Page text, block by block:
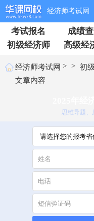
经济师考试网
考试报名 成绩
初级经济师
高级经
经济师考试网 > > 初
文章内容
思维导题、